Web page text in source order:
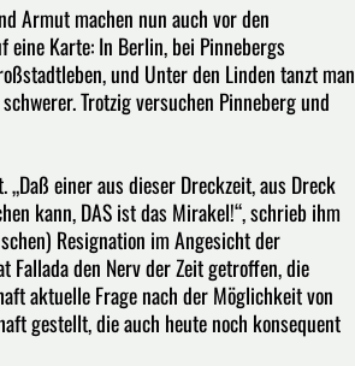
Armut machen nun auch vor den
eine Karte: In Berlin, bei Pinnebergs
und Unter den Linden tanzt man
Trotzig versuchen Pinneberg und
einer aus dieser Dreckzeit, aus Dreck
kann, DAS ist das Mirakel!“, schrieb ihm
Resignation im Angesicht der
den Nerv der Zeit getroffen, die
aktuelle Frage nach der Möglichkeit von
gestellt, die auch heute noch konsequent